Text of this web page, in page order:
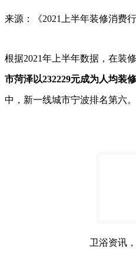
来源：《2021上半年装修消费行
根据2021年上半年数据，在装
市菏泽以232229元成为人均装
中，新一线城市宁波排名第六。
卫浴资讯